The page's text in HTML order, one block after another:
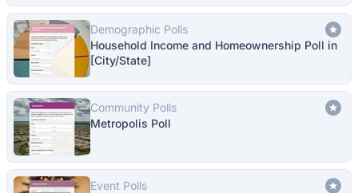
Demographic Polls
Household Income and Homeownership Poll in
[City/State]
Community Polls
Metropolis Poll
Event Polls